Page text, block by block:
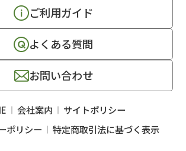
ご利用ガイド
よくある質問
お問い合わせ
会社案内
サイトポリシー
ポリシー
特定商取引法に基づく表示